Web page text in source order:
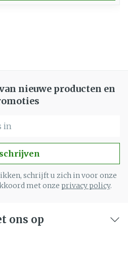
nieuwe producten en
schrijft u zich in voor onze
met onze privacy policy.
ons op